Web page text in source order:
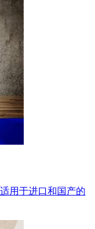
用于进口和国产的